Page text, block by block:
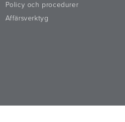
Policy och procedurer
Affärsverktyg